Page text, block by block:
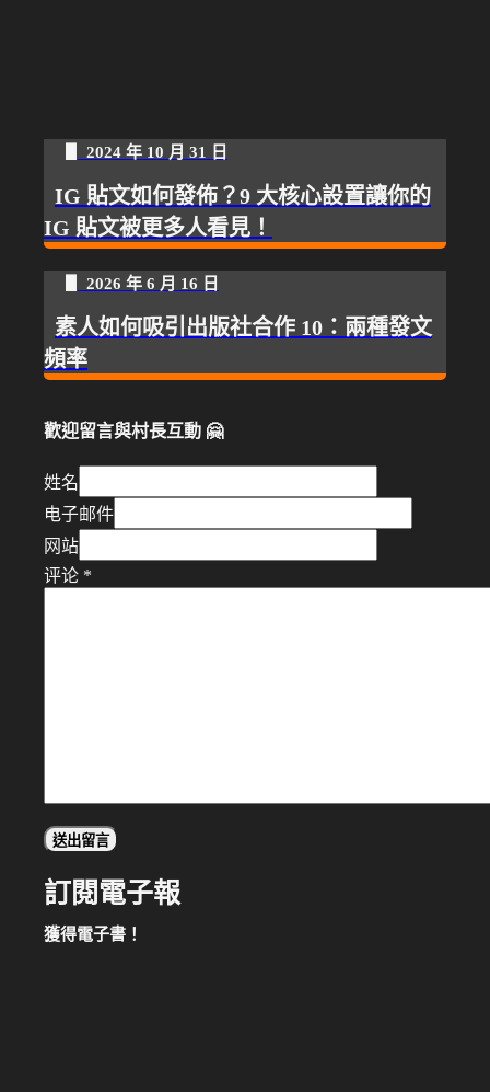
▋ 2024 年 10 月 31 日
IG 貼文如何發佈？9 大核心設置讓你的
IG 貼文被更多人看見！
▋ 2026 年 6 月 16 日
素人如何吸引出版社合作 10：兩種發文
頻率
歡迎留言與村長互動 🤗
姓名
电子邮件
网站
评论 *
訂閱電子報
獲得電子書！